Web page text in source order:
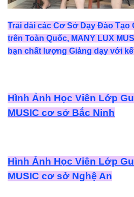
Trải dài các Cơ Sở Dạy Đào Tạo
trên Toàn Quốc, MANY LUX
bạn chất lượng Giảng dạy với
Hình Ảnh Học Viên Lớp
MUSIC cơ sở Bắc Ninh
Hình Ảnh Học Viên Lớp
MUSIC cơ sở Nghệ An